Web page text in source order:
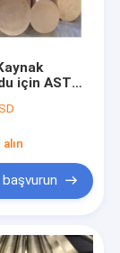
için ASTM
Barlar